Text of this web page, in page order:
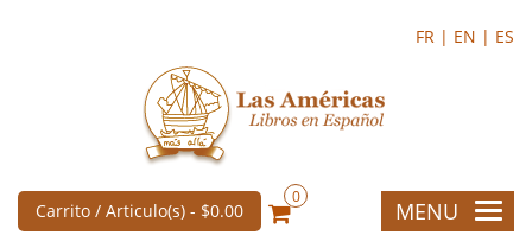
FR | EN | ES
Carrito / Articulo(s) - $0.00
0
MENU